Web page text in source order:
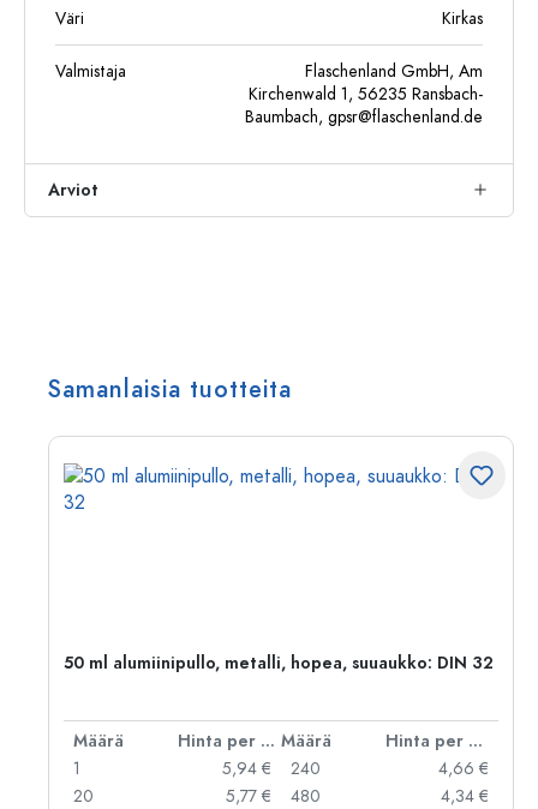
Väri Kirkas
Valmistaja
Flaschenland GmbH, Am
Kirchenwald 1, 56235 Ransbach-
Baumbach, gpsr@flaschenland.de
Arviot
Samanlaisia tuotteita
50 ml alumiinipullo, metalli, hopea, suuaukko: DIN 32
Määrä Hinta per kpl Määrä
Hinta per kpl
1
5,94 €
20
5,77 €
240
4,66 €
480
4,34 €